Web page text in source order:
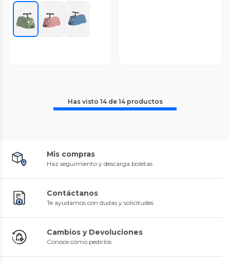
Has visto 14de 14 productos
Mis compras
Haz seguimiento y descarga boletas
Contáctanos
Te ayudamos con dudas y solicitudes
Cambios y Devoluciones
Conoce cómo pedirlos